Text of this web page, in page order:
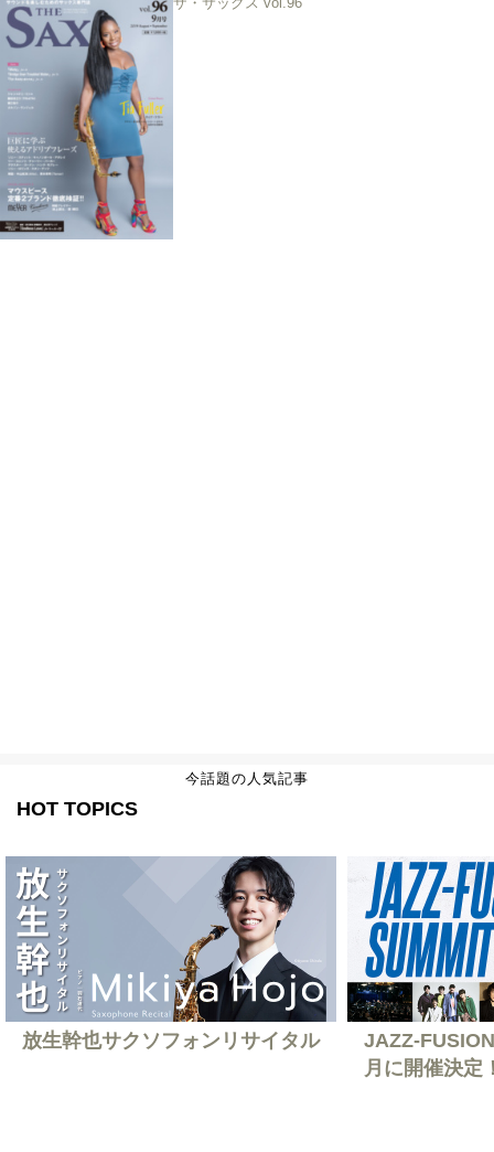
今話題の人気記事
HOT TOPICS
放生幹也サクソフォンリサイタル
JAZZ-
月に開催決定